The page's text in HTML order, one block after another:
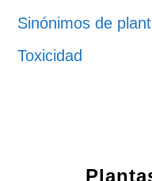
Sinónimos de
Toxicidad